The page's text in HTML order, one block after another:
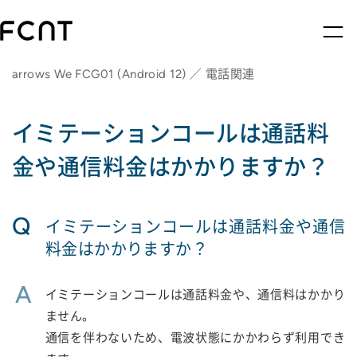
arrows We FCG01 (Android 12) ／ 電話関連
イミテーションコールは通話料
金や通信料金はかかりますか？
Q
イミテーションコールは通話料金や通信
料金はかかりますか？
A
イミテーションコールは通話料金や、通信料はかかり
ません。
通信を伴わないため、電波状態にかかわらず利用でき